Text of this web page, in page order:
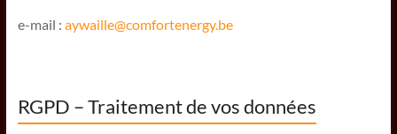
e-mail : aywaille@comfortenergy.be
RGPD – Traitement de vos données